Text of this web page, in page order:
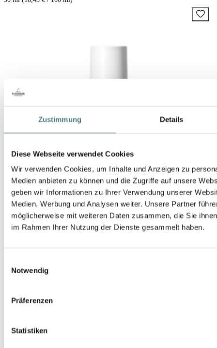
Zustimmung Details
Diese Webseite verwendet Cookies
Wir verwenden Cookies, um Inhalte und Anzeigen zu
Medien anbieten zu können und die Zugriffe auf unsere
geben wir Informationen zu Ihrer Verwendung unserer
Medien, Werbung und Analysen weiter. Unsere Partner
möglicherweise mit weiteren Daten zusammen, die Sie
im Rahmen Ihrer Nutzung der Dienste gesammelt haben.
Notwendig
Präferenzen
Statistiken
Bath